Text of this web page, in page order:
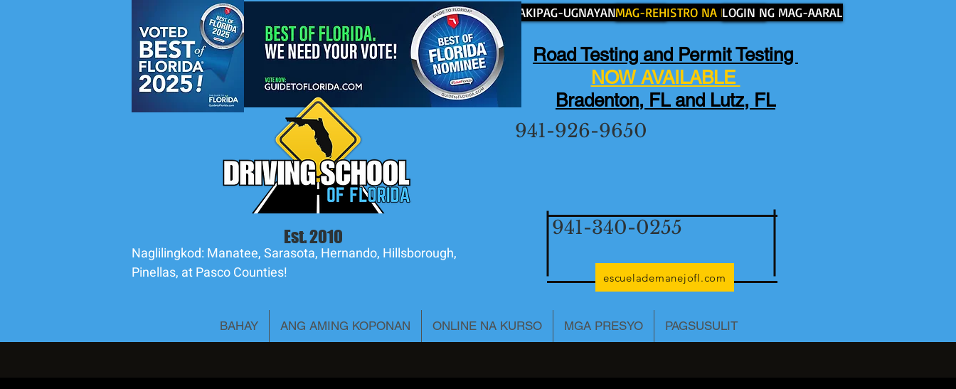
MAKIPAG-UGNAYAN SA AMINMAG-REHISTRO NA NGAYONLOGIN NG MAG-AARAL
941-340-0255
941-926-9650
Naglilingkod: Manatee, Sarasota, Hernando, Hillsborough,
Pinellas, at Pasco Counties!
Road Testing and Permit Testing
NOW AVAILABLE
Bradenton, FL and Lutz, FL
Est. 2010
escuelademanejofl.com
BAHAY ANG AMING KOPONAN ONLINE NA KURSO MGA PRESYO PAGSUSULIT